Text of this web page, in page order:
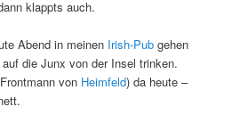
klappts auch.
Abend in meinen Irish-Pubgehen
die Junx von der Insel trinken.
von Heimfeld) da heute –